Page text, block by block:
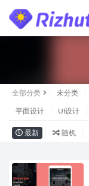
全部分类 未分类
平面设计 UI设计
最新 随机